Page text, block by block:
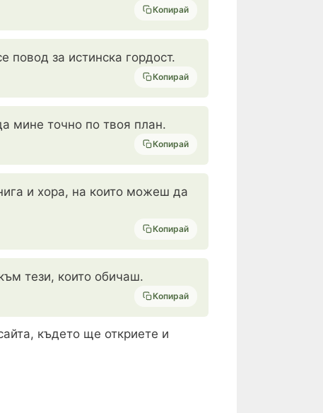
Копирай
повод за истинска гордост.
Копирай
мине точно по твоя план.
Копирай
и хора, на които можеш да
Копирай
тези, които обичаш.
Копирай
където ще откриете и